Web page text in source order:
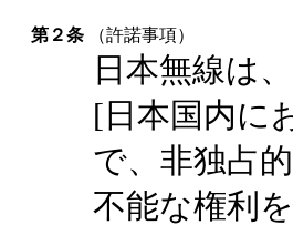
第２条 （許諾事項）
日本無線は
[日本国内に
で、非独占
不能な権利